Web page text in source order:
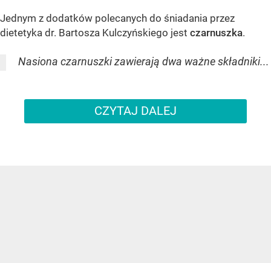
Jednym z dodatków polecanych do śniadania przez
dietetyka dr. Bartosza Kulczyńskiego jest czarnuszka.
Nasiona czarnuszki zawierają dwa ważne składniki...
CZYTAJ DALEJ